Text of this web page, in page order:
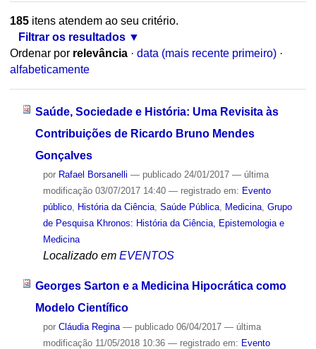
185itens atendem ao seu critério.
Filtrar os resultados
Ordenar por relevância · data (mais recente primeiro) ·
alfabeticamente
Saúde, Sociedade e História: Uma Revisita às
Contribuições de Ricardo Bruno Mendes
Gonçalves
por Rafael Borsanelli — publicado24/01/2017 — última
modificação03/07/2017 14:40 — registrado em: Evento
público, História da Ciência, Saúde Pública, Medicina, Grupo
de Pesquisa Khronos: História da Ciência, Epistemologia e
Medicina
Localizado em EVENTOS
Georges Sarton e a Medicina Hipocrática como
Modelo Científico
por Cláudia Regina — publicado06/04/2017 — última
modificação11/05/2018 10:36 — registrado em: Evento